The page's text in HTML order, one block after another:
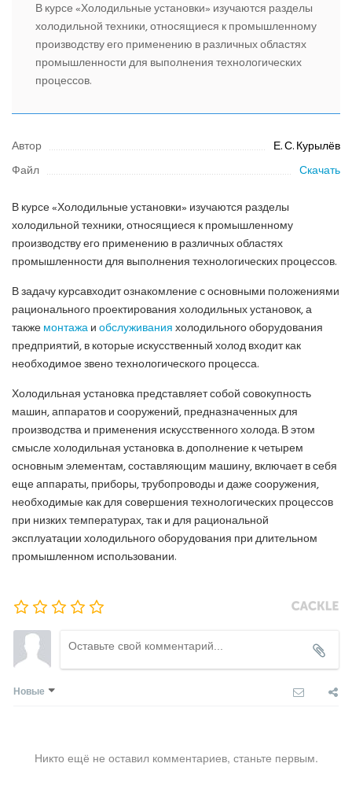
В курсе «Холодильные установки» изучаются разделы
холодильной техники, относящиеся к промышленному
производству его применению в различных областях
промышленности для выполнения технологических
процессов.
Автор
Е. С. Курылёв
Файл
Скачать
В курсе «Холодильные установки» изучаются разделы
холодильной техники, относящиеся к промышленному
производству его применению в различных областях
промышленности для выполнения технологических процессов.
В задачу курсавходит ознакомление с основными положениями
рационального проектирования холодильных установок, а
такжемонтажаиобслуживанияхолодильного оборудования
предприятий, в которые искусственный холод входит как
необходимое звено технологического процесса.
Холодильная установка представляет собой совокупность
машин, аппаратов и сооружений, предназначенных для
производства и применения искусственного холода. В этом
смысле холодильная установка в. дополнение к четырем
основным элементам, составляющим машину, включает в себя
еще аппараты, приборы, трубопроводы и даже сооружения,
необходимые как для совершения технологических процессов
при низких температурах, так и для рациональной
эксплуатации холодильного оборудования при длительном
промышленном использовании.
Новые
Никто ещё не оставил комментариев, станьте первым.